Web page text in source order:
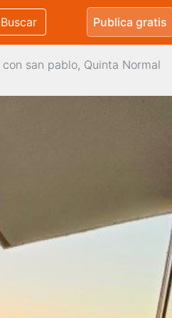
Buscar Publica gratis
san pablo, Quinta Normal